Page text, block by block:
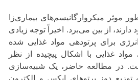
موثر میکروارگانیسم‌های بیماری‌زا
از بین می‌برد. اخیراً توجه زیادی
برای پرتودهی مواد غذایی شده
غذایی با اشکال پیچیده از نظر
در مطالعه حاضر، یک شبیه‌سازی
توزیع دوز پرتوهای ایکس و الکترون‌